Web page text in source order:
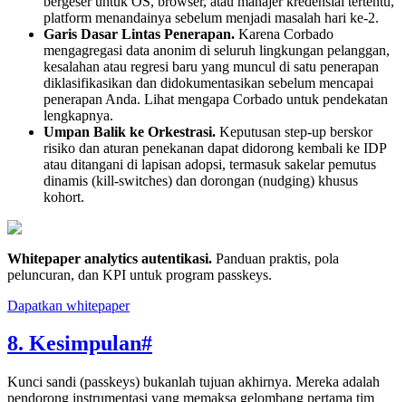
platform menandainya sebelum menjadi masalah hari ke-2.
Garis Dasar Lintas Penerapan. Karena Corbado
mengagregasi data anonim di seluruh lingkungan pelanggan,
kesalahan atau regresi baru yang muncul di satu penerapan
diklasifikasikan dan didokumentasikan sebelum mencapai
penerapan Anda. Lihat mengapa Corbado untuk pendekatan
lengkapnya.
Umpan Balik ke Orkestrasi. Keputusan step-up berskor
risiko dan aturan penekanan dapat didorong kembali ke IDP
atau ditangani di lapisan adopsi, termasuk sakelar pemutus
dinamis (kill-switches) dan dorongan (nudging) khusus
kohort.
Whitepaper analytics autentikasi. Panduan praktis, pola
peluncuran, dan KPI untuk program passkeys.
Dapatkan whitepaper
8. Kesimpulan#
Kunci sandi (passkeys) bukanlah tujuan akhirnya. Mereka adalah
pendorong instrumentasi yang memaksa gelombang pertama tim